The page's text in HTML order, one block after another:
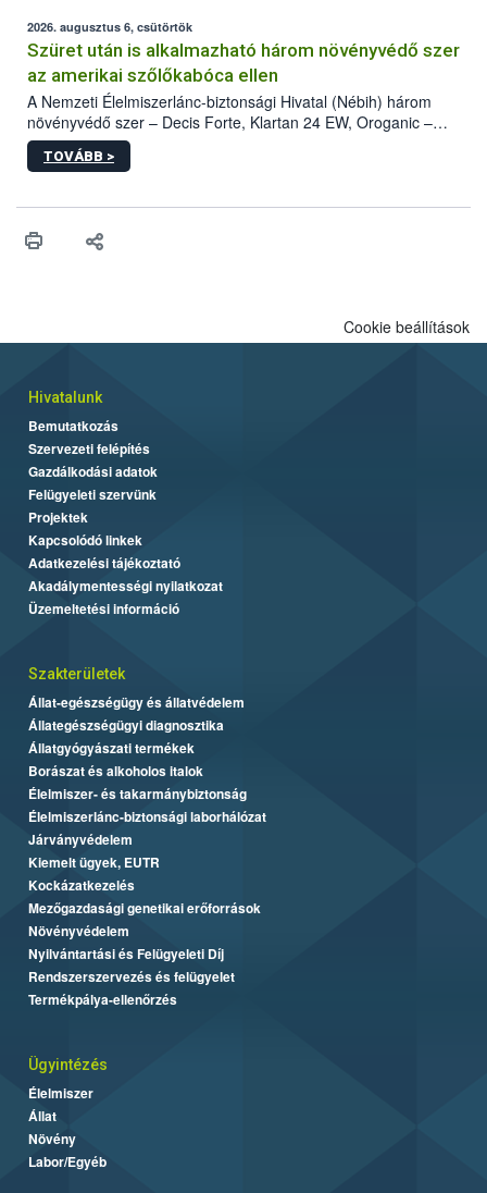
az intenzív felderítést, emellett az intézkedéseket a szlovák
hatósággal is összehangolják a terjedés megállítása érdekében.
2026. augusztus 6, csütörtök
Szüret után is alkalmazható három növényvédő szer
az amerikai szőlőkabóca ellen
A Nemzeti Élelmiszerlánc-biztonsági Hivatal (Nébih) három
növényvédő szer – Decis Forte, Klartan 24 EW, Oroganic –
engedélyokiratát módosította, így azok a szüretet követően,
egészen a vesszőérettség (BBCH 91) stádiumáig
érésű szőlőkben is legyen lehetőség a károsító elleni további
felhasználók számára is elérhető és ökológiai termesztésben is
TOVÁBB >
Cookie beállítások
Hivatalunk
Bemutatkozás
Szervezeti felépítés
Gazdálkodási adatok
Felügyeleti szervünk
Projektek
Kapcsolódó linkek
Adatkezelési tájékoztató
Akadálymentességi nyilatkozat
Üzemeltetési információ
Szakterületek
Állat-egészségügy és állatvédelem
Állategészségügyi diagnosztika
Állatgyógyászati termékek
Borászat és alkoholos italok
Élelmiszer- és takarmánybiztonság
Élelmiszerlánc-biztonsági laborhálózat
Járványvédelem
Kiemelt ügyek, EUTR
Kockázatkezelés
Mezőgazdasági genetikai erőforrások
Növényvédelem
Nyilvántartási és Felügyeleti Díj
Rendszerszervezés és felügyelet
Termékpálya-ellenőrzés
Ügyintézés
Élelmiszer
Állat
Növény
Labor/Egyéb